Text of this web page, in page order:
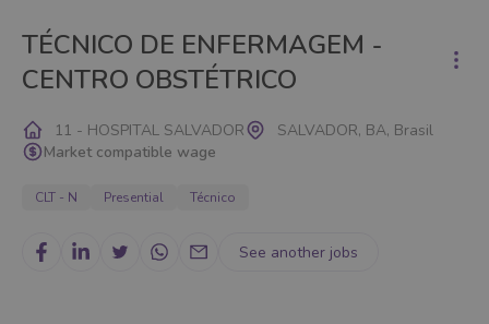
TÉCNICO DE ENFERMAGEM -
CENTRO OBSTÉTRICO
11 - HOSPITAL SALVADOR
SALVADOR, BA, Brasil
Market compatible wage
CLT - N Presential Técnico
See another jobs